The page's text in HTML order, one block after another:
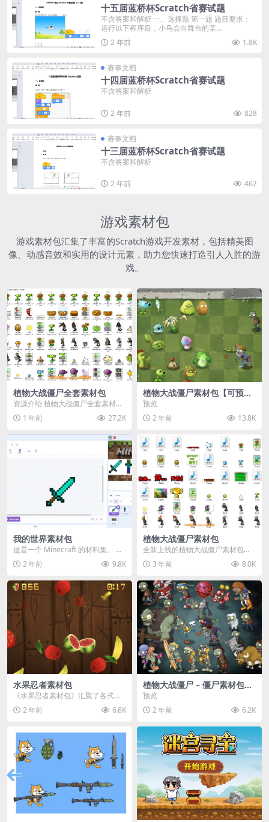
十五届蓝桥杯Scratch省赛试题
不含答案和解析 一、选择题 第一题 题目要求：
运行以下程序后，小鸟会向舞台的某...
2 年前
1.8K
赛事文档
十四届蓝桥杯Scratch省赛试题
不含答案和解析
2 年前 828
赛事文档
十三届蓝桥杯Scratch省赛试题
不含答案和解析
2 年前 462
游戏素材包
游戏素材包汇集了丰富的Scratch游戏开发素材，包括精美图
像、动感音效和实用的设计元素，助力您快速打造引人入胜的游
戏。
植物大战僵尸全套素材包
资源介绍 植物大战僵尸全套素材
包，包含227个丰富多样的素材，
涵盖角色、背景、动...
1 年前 27.2K
植物大战僵尸素材包【可预
览】
预览
2 年前
13.8K
我的世界素材包
这是一个 Minecraft 的材料集。 操
作方法如下： 工具 → 右箭头 怪物...
2 年前 9.8K
植物大战僵尸素材包
全新上线的植物大战僵尸素材包，
内含48个精选资源，涵盖角色、场
景、音效等多样内容...
3 年前 8.0K
水果忍者素材包
《水果忍者素材包》汇聚了各式鲜
美诱人的水果图像与清脆悦耳的切
割音效，专为追求极致...
2 年前 6.6K
植物大战僵尸 – 僵尸素材包
【可预览】
预览
2 年前
6.2K